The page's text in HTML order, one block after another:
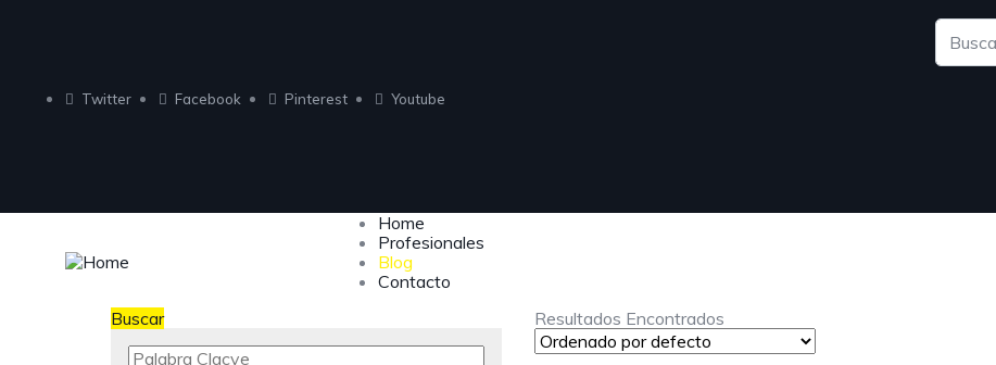
Twitter Facebook Pinterest Youtube
Home
Profesionales
Blog
Contacto
Buscar Resultados Encontrados